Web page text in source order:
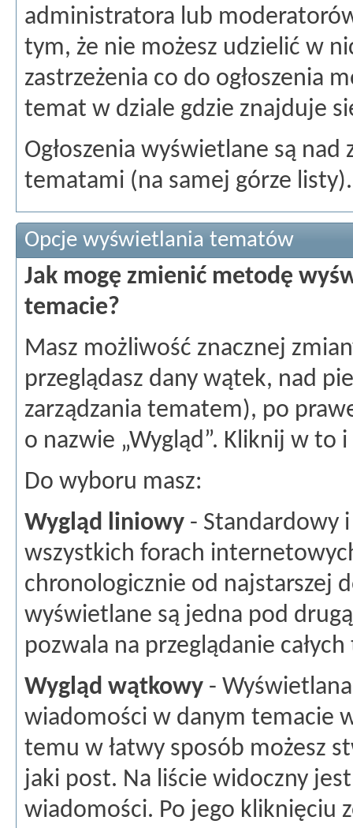
administratora lub
tym, że nie możesz udzielić w
zastrzeżenia co do ogłoszenia
temat w dziale gdzie znajduje
Ogłoszenia wyświetlane są
tematami (na samej górze listy).
Opcje wyświetlania tematów
Jak mogę zmienić metodę
temacie?
Masz możliwość znacznej
przeglądasz dany wątek, nad
zarządzania tematem), po
o nazwie „Wygląd”. Kliknij w to
Do wyboru masz:
Wygląd liniowy - Standardowy
wszystkich forach
chronologicznie od najstarszej
wyświetlane są jedna pod
pozwala na przeglądanie
Wygląd wątkowy -
wiadomości w danym temacie
temu w łatwy sposób możesz
jaki post. Na liście widoczny
wiadomości. Po jego kliknięciu